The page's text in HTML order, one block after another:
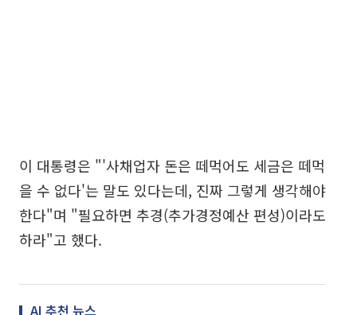
이 대통령은 "'사채업자 돈은 떼먹어도 세금은 떼먹
을 수 없다'는 말도 있다는데, 진짜 그렇게 생각해야
한다"며 "필요하면 추경(추가경정예산 편성)이라도
하라"고 했다.
AI 추천 뉴스